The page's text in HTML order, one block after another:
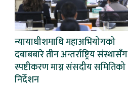
न्यायाधीशमाथि महाअभियोगको
दबाबबारे तीन अन्तर्राष्ट्रिय संस्थासँग
स्पष्टीकरण माग्न संसदीय समितिको
निर्देशन